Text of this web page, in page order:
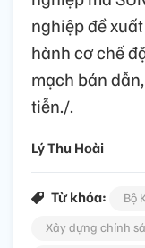
nghiệp đề
hành cơ chế
mạch bán
tiễn./.
Lý Thu Hoài
Từ khóa: Bộ
Xây dựng chính